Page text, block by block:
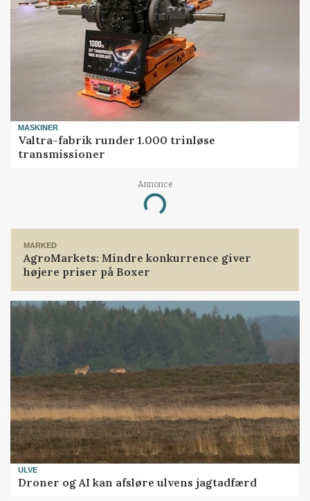
MASKINER
Valtra-fabrik runder 1.000 trinløse
transmissioner
Annonce
Loading...
MARKED
AgroMarkets: Mindre konkurrence giver
højere priser på Boxer
ULVE
Droner og AI kan afsløre ulvens jagtadfærd